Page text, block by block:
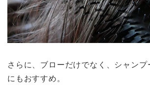
さらに、ブローだけでなく、シャン
にもおすすめ。